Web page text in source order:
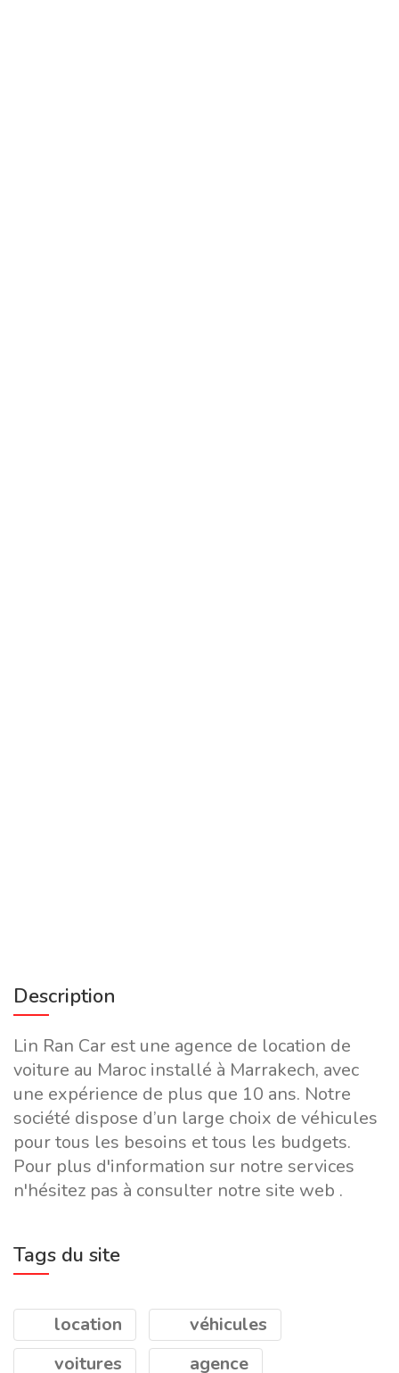
Description
Lin Ran Car est une agence de location de
voiture au Maroc installé à Marrakech, avec
une expérience de plus que 10 ans. Notre
société dispose d’un large choix de véhicules
pour tous les besoins et tous les budgets.
Pour plus d'information sur notre services
n'hésitez pas à consulter notre site web .
Tags du site
location
véhicules
voitures
agence